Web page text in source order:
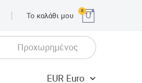
Το καλάθι μου
0
Προχωρημένος
EUR Euro